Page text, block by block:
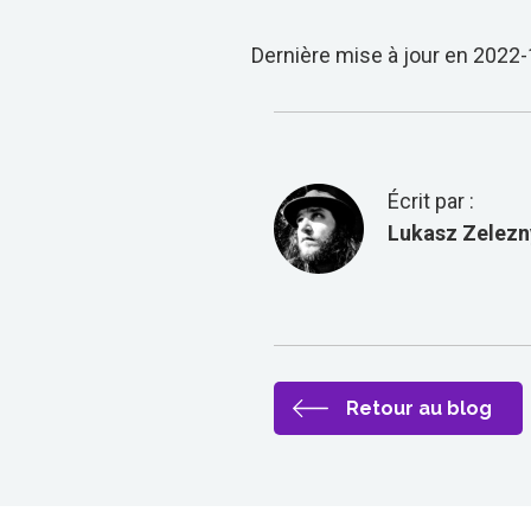
Éventuellement peut-être être un
manager qui comprend comment
En haut de ma tête, vous savez,
meilleur exemple, mais il y a
différents marchés. Je ne sais pas
Se développer là-bas et être en
pense que si vous voulez inventer
l'endroit où aller et commencer, et
Dernière mise à jour en
Écrit par :
Lukasz
Retour au blog